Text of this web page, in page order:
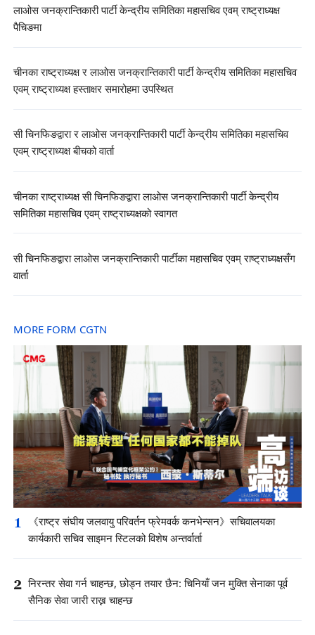
लाओस जनक्रान्तिकारी पार्टी केन्द्रीय समितिका महासचिव एवम् राष्ट्राध्यक्ष
पैचिङमा
चीनका राष्ट्राध्यक्ष र लाओस जनक्रान्तिकारी पार्टी केन्द्रीय समितिका महासचिव
एवम् राष्ट्राध्यक्ष हस्ताक्षर समारोहमा उपस्थित
सी चिनफिङद्वारा र लाओस जनक्रान्तिकारी पार्टी केन्द्रीय समितिका महासचिव
एवम् राष्ट्राध्यक्ष बीचको वार्ता
चीनका राष्ट्राध्यक्ष सी चिनफिङद्वारा लाओस जनक्रान्तिकारी पार्टी केन्द्रीय
समितिका महासचिव एवम् राष्ट्राध्यक्षको स्वागत
सी चिनफिङद्वारा लाओस जनक्रान्तिकारी पार्टीका महासचिव एवम् राष्ट्राध्यक्षसँग
वार्ता
MORE FORM CGTN
1
《राष्ट्र संघीय जलवायु परिवर्तन फ्रेमवर्क कनभेन्सन》सचिवालयका
कार्यकारी सचिव साइमन स्टिलको विशेष अन्तर्वार्ता
2 निरन्तर सेवा गर्न चाहन्छ, छोड्न तयार छैन: चिनियाँ जन मुक्ति सेनाका पूर्व
सैनिक सेवा जारी राख्न चाहन्छ